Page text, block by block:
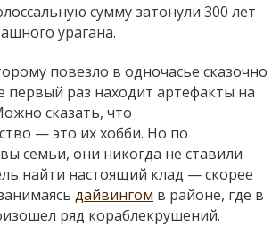
сумму затонули 300 лет
урагана.
повезло в одночасье сказочно
первый раз находит артефакты на
сказать, что
— это их хобби. Но по
семьи, они никогда не ставили
найти настоящий клад — скорее
дайвингом в районе, где в
ряд кораблекрушений.